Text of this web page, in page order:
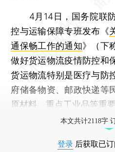
4月14日，国务院联防
控与运输保障专班发布《
通保畅工作的通知》（下
做好货运物流疫情防控和
货运物流特别是医疗与防
府储备物资、邮政快递等
原材料、重点工业品等重
本文共计2118字
登录 后获取已